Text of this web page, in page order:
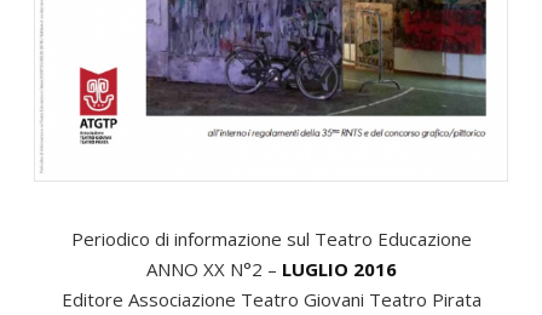
Periodico di informazione sul Teatro Educazione
ANNO XX N°2 – LUGLIO 2016
Editore Associazione Teatro Giovani Teatro Pirata